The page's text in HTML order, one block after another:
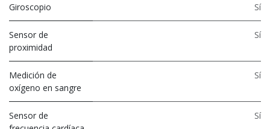
Giroscopio Sí
Sensor de
proximidad
Sí
Medición de
oxígeno en sangre
Sí
Sensor de
Sí